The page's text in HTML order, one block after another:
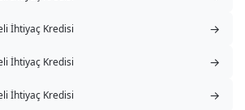
İhtiyaç Kredisi →
İhtiyaç Kredisi →
İhtiyaç Kredisi →